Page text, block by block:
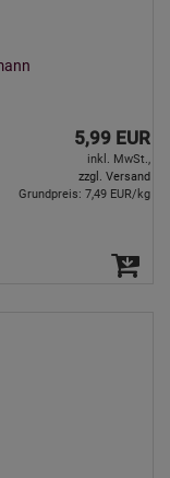
5,99 EUR
inkl. MwSt.,
zzgl. Versand
Grundpreis: 7,49 EUR/kg